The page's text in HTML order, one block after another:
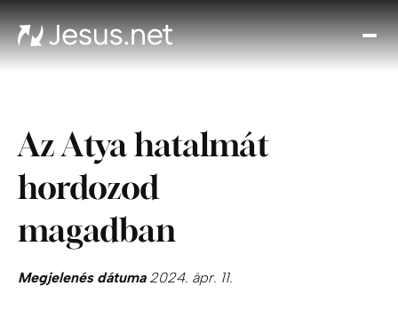
fel
Az Atya hatalmát
hordozod
magadban
Megjelenés dátuma2024. ápr. 11.